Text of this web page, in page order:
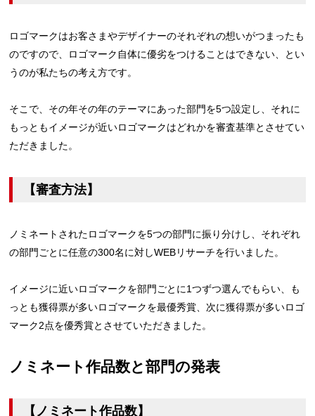
ロゴマークはお客さまやデザイナーのそれぞれの想いがつまったも
のですので、ロゴマーク自体に優劣をつけることはできない、とい
うのが私たちの考え方です。
そこで、その年その年のテーマにあった部門を5つ設定し、それに
もっともイメージが近いロゴマークはどれかを審査基準とさせてい
ただきました。
【審査方法】
ノミネートされたロゴマークを5つの部門に振り分けし、それぞれ
の部門ごとに任意の300名に対しWEBリサーチを行いました。
イメージに近いロゴマークを部門ごとに1つずつ選んでもらい、も
っとも獲得票が多いロゴマークを最優秀賞、次に獲得票が多いロゴ
マーク2点を優秀賞とさせていただきました。
ノミネート作品数と部門の発表
【ノミネート作品数】